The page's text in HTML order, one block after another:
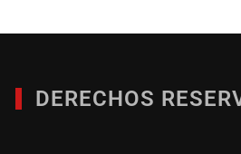
DERECHOS